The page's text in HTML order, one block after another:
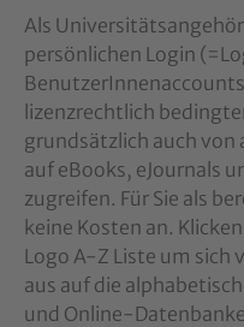
Als
persönlichen Login
lizenzrechtlich
grundsätzlich auch von
auf eBooks, eJournals
zugreifen. Für Sie als
keine Kosten an.
Logo A-Z Liste um sich
aus auf die
und Online-